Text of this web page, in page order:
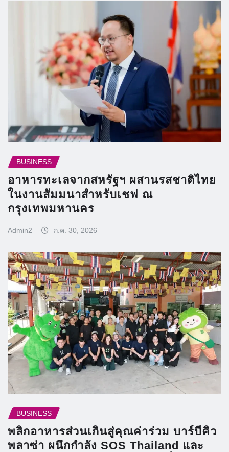
BUSINESS
อาหารทะเลจากสหรัฐฯ ผสานรสชาติไทย
ในงานสัมมนาสำหรับเชฟ ณ
กรุงเทพมหานคร
Admin2 ก.ค. 30, 2026
BUSINESS
พลิกอาหารส่วนเกินสู่คุณค่าร่วม บาร์บีคิว
พลาซ่า ผนึกกำลัง SOS Thailand และ